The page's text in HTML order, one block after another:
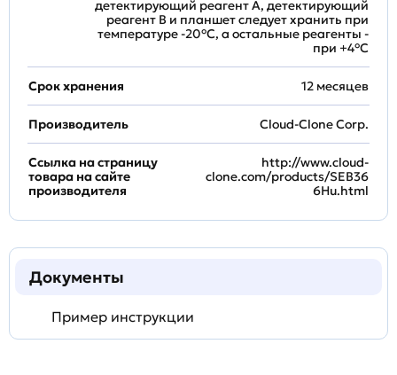
детектирующий реагент A, детектирующий
реагент B и планшет следует хранить при
температуре -20°C, а остальные реагенты -
при +4°С
Срок хранения 12 месяцев
Производитель Cloud-Clone Corp.
Ссылка на страницу
товара на сайте
производителя
http://www.cloud-
clone.com/products/SEB36
6Hu.html
Документы
Пример инструкции